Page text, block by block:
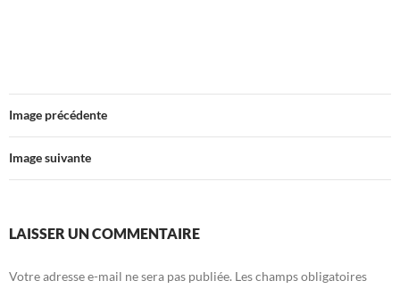
Image précédente
Image suivante
LAISSER UN COMMENTAIRE
Votre adresse e-mail ne sera pas publiée. Les champs obligatoires